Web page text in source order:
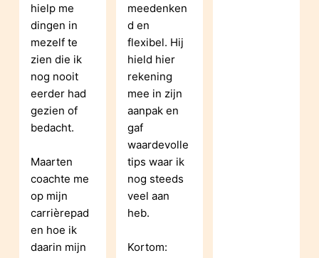
hielp me
dingen in
mezelf te
zien die ik
nog nooit
eerder had
gezien of
bedacht.
Maarten
coachte me
op mijn
carrièrepad
en hoe ik
daarin mijn
meedenken
d en
flexibel. Hij
hield hier
rekening
mee in zijn
aanpak en
gaf
waardevolle
tips waar ik
nog steeds
veel aan
heb.
Kortom: